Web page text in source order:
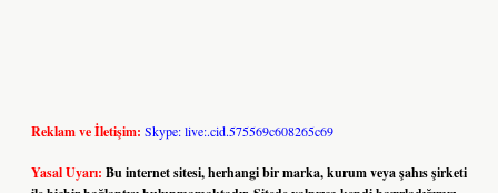
Reklam ve İletişim: Skype: live:.cid.575569c608265c69
Yasal Uyarı: Bu internet sitesi, herhangi bir marka, kurum veya şahıs şirketi